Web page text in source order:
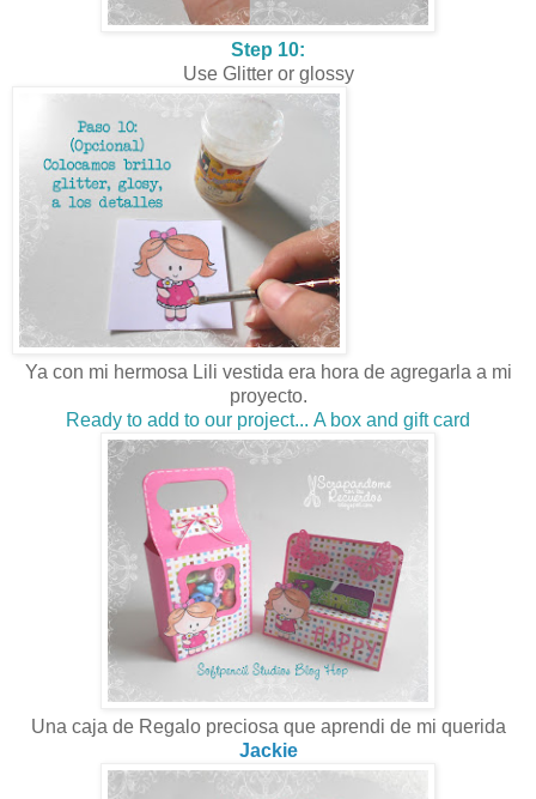
Step 10:
Use Glitter or glossy
Ya con mi hermosa Lili vestida era hora de agregarla a mi
proyecto.
Ready to add to our project... A box and gift card
Una caja de Regalo preciosa que aprendi de mi querida
Jackie